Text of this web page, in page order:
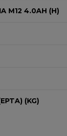
M12 4.0AH (H)
(KG)